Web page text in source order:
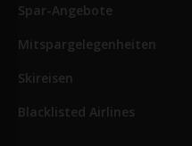
Spar-Angebote
Mitspargelegenheiten
Skireisen
Blacklisted Airlines